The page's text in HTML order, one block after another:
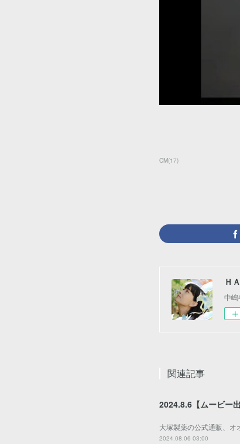
CM(17)
Ｈ
中嶋
関連記事
2024.8.6【ムービー
大塚製薬の公式通販、オ
2024.08.06 03:00